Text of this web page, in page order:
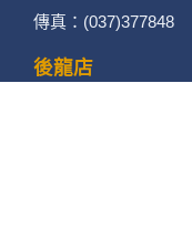
傳真：(037)377848
後龍店